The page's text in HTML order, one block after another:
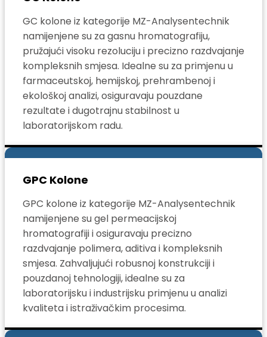
GC kolone iz kategorije MZ-Analysentechnik
namijenjene su za gasnu hromatografiju,
pružajući visoku rezoluciju i precizno razdvajanje
kompleksnih smjesa. Idealne su za primjenu u
farmaceutskoj, hemijskoj, prehrambenoj i
ekološkoj analizi, osiguravaju pouzdane
rezultate i dugotrajnu stabilnost u
laboratorijskom radu.
GPC Kolone
GPC kolone iz kategorije MZ-Analysentechnik
namijenjene su gel permeacijskoj
hromatografiji i osiguravaju precizno
razdvajanje polimera, aditiva i kompleksnih
smjesa. Zahvaljujući robusnoj konstrukciji i
pouzdanoj tehnologiji, idealne su za
laboratorijsku i industrijsku primjenu u analizi
kvaliteta i istraživačkim procesima.